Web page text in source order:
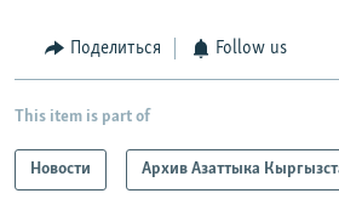
Поделиться Follow us
This item is part of
Новости Архив Азаттыка